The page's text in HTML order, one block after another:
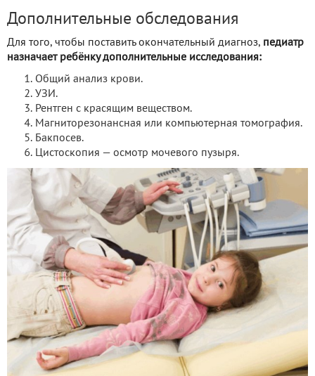
Дополнительные обследования
Для того, чтобы поставить окончательный диагноз, педиатр
назначает ребёнку дополнительные исследования:
Общий анализ крови.
УЗИ.
Рентген с красящим веществом.
Магниторезонансная или компьютерная томография.
Бакпосев.
Цистоскопия — осмотр мочевого пузыря.